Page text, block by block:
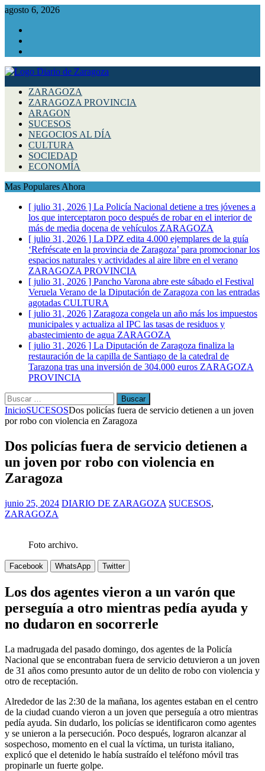
agosto 6, 2026
ZARAGOZA
ZARAGOZA PROVINCIA
ARAGON
SUCESOS
NEGOCIOS AL DÍA
CULTURA
SOCIEDAD
ECONOMÍA
Mas Populares Ahora
[ julio 31, 2026 ] La Policía Nacional detiene a tres jóvenes a
los que interceptaron poco después de robar en el interior de
más de media docena de vehículos ZARAGOZA
[ julio 31, 2026 ] La DPZ edita 4.000 ejemplares de la guía
‘Refréscate en la provincia de Zaragoza’ para promocionar los
espacios naturales y actividades al aire libre en el verano
ZARAGOZA PROVINCIA
[ julio 31, 2026 ] Pancho Varona abre este sábado el Festival
Veruela Verano de la Diputación de Zaragoza con las entradas
agotadas CULTURA
[ julio 31, 2026 ] Zaragoza congela un año más los impuestos
municipales y actualiza al IPC las tasas de residuos y
abastecimiento de agua ZARAGOZA
[ julio 31, 2026 ] La Diputación de Zaragoza finaliza la
restauración de la capilla de Santiago de la catedral de
Tarazona tras una inversión de 304.000 euros ZARAGOZA
PROVINCIA
Buscar:
InicioSUCESOSDos policías fuera de servicio detienen a un joven
por robo con violencia en Zaragoza
Dos policías fuera de servicio detienen a
un joven por robo con violencia en
Zaragoza
junio 25, 2024 DIARIO DE ZARAGOZA SUCESOS,
ZARAGOZA
Foto archivo.
Facebook WhatsApp Twitter
Los dos agentes vieron a un varón que
perseguía a otro mientras pedía ayuda y
no dudaron en socorrerle
La madrugada del pasado domingo, dos agentes de la Policía
Nacional que se encontraban fuera de servicio detuvieron a un joven
de 31 años como presunto autor de un delito de robo con violencia y
otro de receptación.
Alrededor de las 2:30 de la mañana, los agentes estaban en el centro
de la ciudad cuando vieron a un joven que perseguía a otro mientras
pedía ayuda. Sin dudarlo, los policías se identificaron como agentes
y se unieron a la persecución. Poco después, lograron alcanzar al
sospechoso, momento en el cual la víctima, un turista italiano,
explicó que el detenido le había sustraído el teléfono móvil tras
propinarle un fuerte golpe.